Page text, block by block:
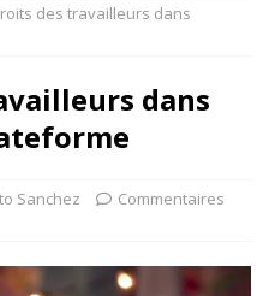
des travailleurs dans
dans
Sanchez
Commentaires